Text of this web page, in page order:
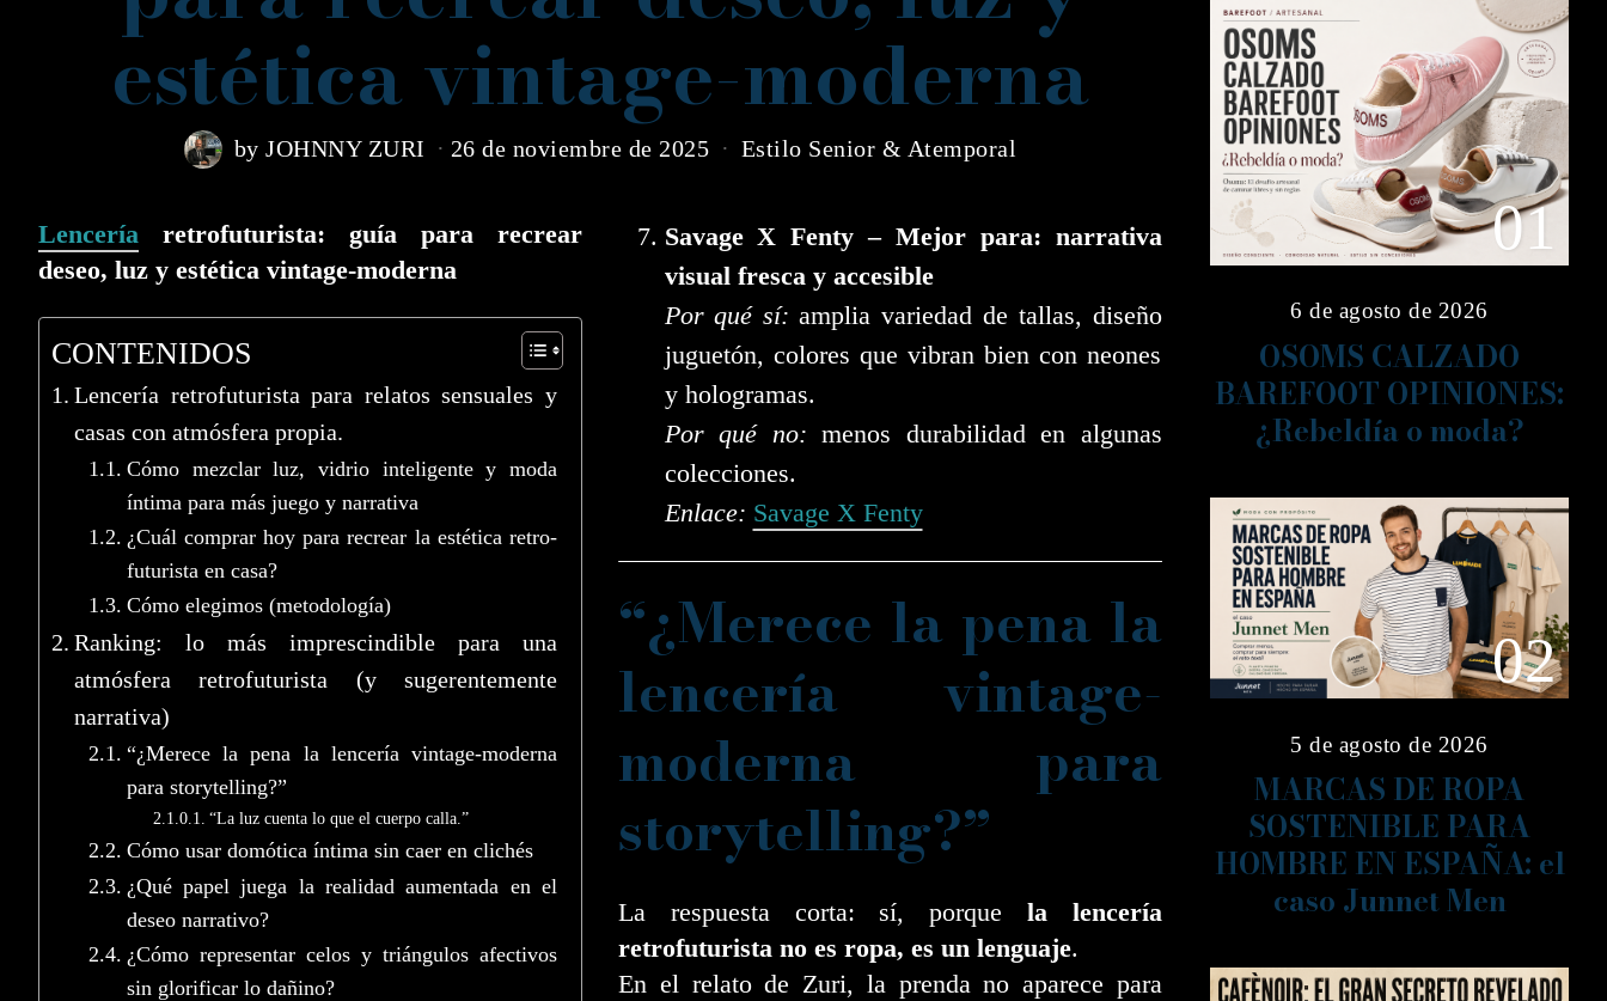
estética vintage-moderna
byJOHNNY ZURI 26 de noviembre de 2025 Estilo Senior & Atemporal
Lencería retrofuturista: guía para recrear
deseo, luz y estética vintage-moderna
CONTENIDOS
Lencería retrofuturista para relatos sensuales y
casas con atmósfera propia.
Cómo mezclar luz, vidrio inteligente y moda
íntima para más juego y narrativa
¿Cuál comprar hoy para recrear la estética retro-
futurista en casa?
Cómo elegimos (metodología)
Ranking: lo más imprescindible para una
atmósfera retrofuturista (y sugerentemente
narrativa)
“¿Merece la pena la lencería vintage-moderna
para storytelling?”
“La luz cuenta lo que el cuerpo calla.”
Cómo usar domótica íntima sin caer en clichés
¿Qué papel juega la realidad aumentada en el
deseo narrativo?
¿Cómo representar celos y triángulos afectivos
sin glorificar lo dañino?
Savage X Fenty – Mejor para: narrativa
visual fresca y accesible
Por qué sí: amplia variedad de tallas, diseño
juguetón, colores que vibran bien con neones
y hologramas.
Por qué no: menos durabilidad en algunas
colecciones.
Enlace: Savage X Fenty
“¿Merece la pena la
lencería vintage-
moderna para
storytelling?”
La respuesta corta: sí, porque la lencería
retrofuturista no es ropa, es un lenguaje.
En el relato de Zuri, la prenda no aparece para
01
6 de agosto de 2026
OSOMS CALZADO
BAREFOOT OPINIONES:
¿Rebeldía o moda?
02
5 de agosto de 2026
MARCAS DE ROPA
SOSTENIBLE PARA
HOMBRE EN ESPAÑA: el
caso Junnet Men